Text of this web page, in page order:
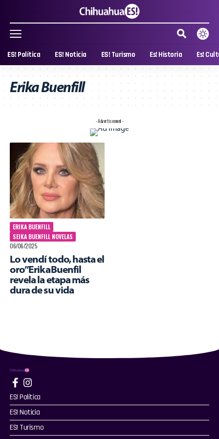
ES! Política ES! Noticia ES! Turismo Es! Historia Es!
Erika Buenfill
- Advertisement -
ERIKA BUENFILL
SEIKA BUENFILL NOVELAS
06/06/2025
Lo vendí todo, hasta el
oro” Erika Buenfil
revela la etapa más
dura de su vida
ES! Política
ES! Noticia
ES! Turismo